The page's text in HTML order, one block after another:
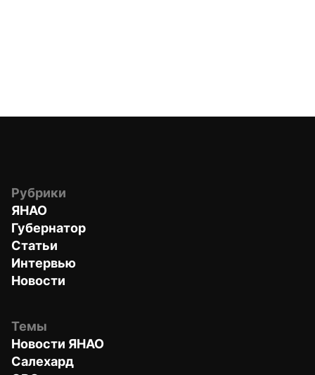
Рубрики
ЯНАО
Губернатор
Статьи
Интервью
Новости
Темы
Новости ЯНАО
Салехард